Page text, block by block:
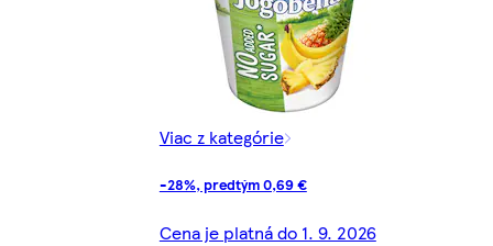
Viac z kategórie
-28%, predtým 0,69 €
Cena je platná do 1. 9. 2026